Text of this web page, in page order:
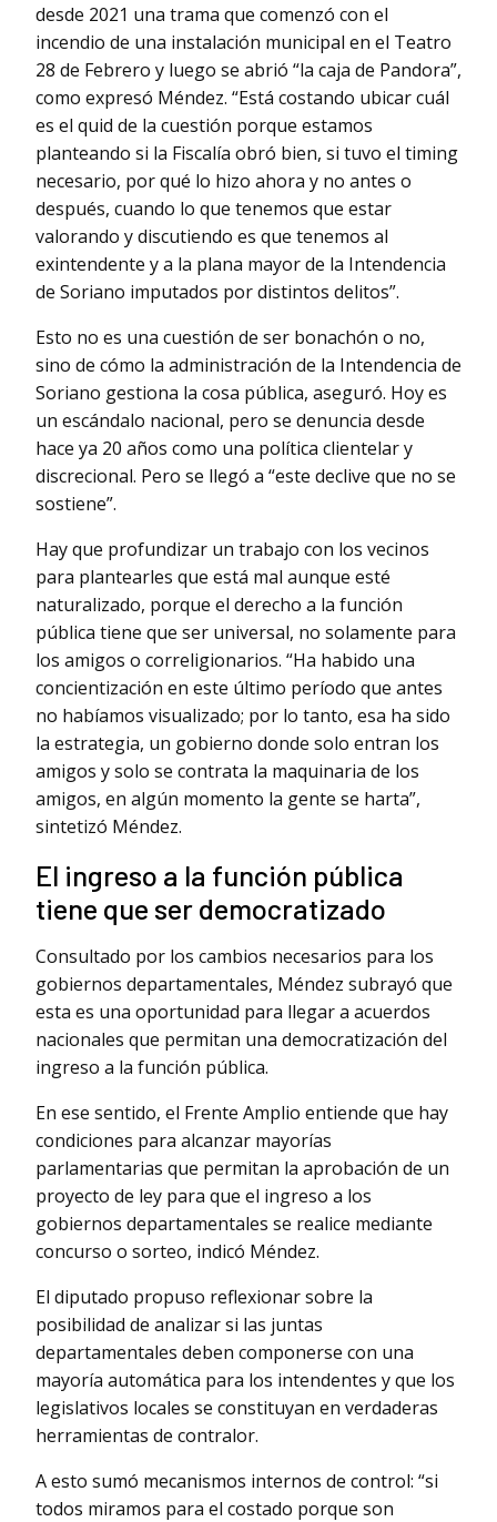
desde 2021 una trama que comenzó con el
incendio de una instalación municipal en el Teatro
28 de Febrero y luego se abrió “la caja de Pandora”,
como expresó Méndez. “Está costando ubicar cuál
es el quid de la cuestión porque estamos
planteando si la Fiscalía obró bien, si tuvo el timing
necesario, por qué lo hizo ahora y no antes o
después, cuando lo que tenemos que estar
valorando y discutiendo es que tenemos al
exintendente y a la plana mayor de la Intendencia
de Soriano imputados por distintos delitos”.
Esto no es una cuestión de ser bonachón o no,
sino de cómo la administración de la Intendencia de
Soriano gestiona la cosa pública, aseguró. Hoy es
un escándalo nacional, pero se denuncia desde
hace ya 20 años como una política clientelar y
discrecional. Pero se llegó a “este declive que no se
sostiene”.
Hay que profundizar un trabajo con los vecinos
para plantearles que está mal aunque esté
naturalizado, porque el derecho a la función
pública tiene que ser universal, no solamente para
los amigos o correligionarios. “Ha habido una
concientización en este último período que antes
no habíamos visualizado; por lo tanto, esa ha sido
la estrategia, un gobierno donde solo entran los
amigos y solo se contrata la maquinaria de los
amigos, en algún momento la gente se harta”,
sintetizó Méndez.
El ingreso a la función pública
tiene que ser democratizado
Consultado por los cambios necesarios para los
gobiernos departamentales, Méndez subrayó que
esta es una oportunidad para llegar a acuerdos
nacionales que permitan una democratización del
ingreso a la función pública.
En ese sentido, el Frente Amplio entiende que hay
condiciones para alcanzar mayorías
parlamentarias que permitan la aprobación de un
proyecto de ley para que el ingreso a los
gobiernos departamentales se realice mediante
concurso o sorteo, indicó Méndez.
El diputado propuso reflexionar sobre la
posibilidad de analizar si las juntas
departamentales deben componerse con una
mayoría automática para los intendentes y que los
legislativos locales se constituyan en verdaderas
herramientas de contralor.
A esto sumó mecanismos internos de control: “si
todos miramos para el costado porque son